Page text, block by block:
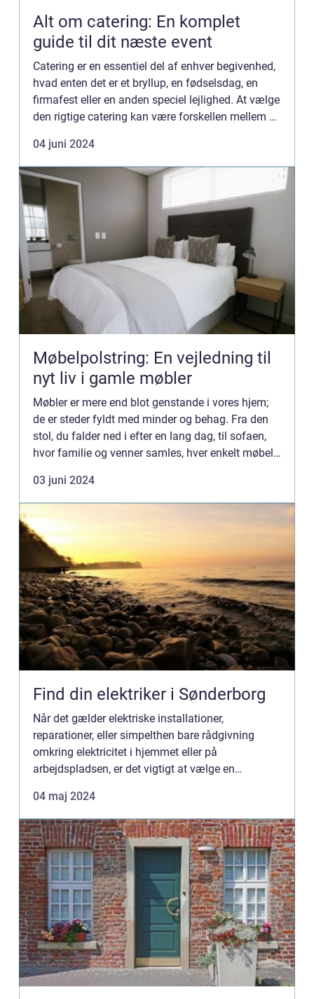
Alt om catering: En komplet
guide til dit næste event
Catering er en essentiel del af enhver begivenhed,
hvad enten det er et bryllup, en fødselsdag, en
firmafest eller en anden speciel lejlighed. At vælge
den rigtige catering kan være forskellen mellem et
De...
04 juni 2024
Møbelpolstring: En vejledning til
nyt liv i gamle møbler
Møbler er mere end blot genstande i vores hjem;
de er steder fyldt med minder og behag. Fra den
stol, du falder ned i efter en lang dag, til sofaen,
hvor familie og venner samles, hver enkelt møbel
kære...
03 juni 2024
Find din elektriker i Sønderborg
Når det gælder elektriske installationer,
reparationer, eller simpelthen bare rådgivning
omkring elektricitet i hjemmet eller på
arbejdspladsen, er det vigtigt at vælge en
omegn, er der heldigvis ...
04 maj 2024